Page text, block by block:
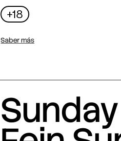
+18
Saber más